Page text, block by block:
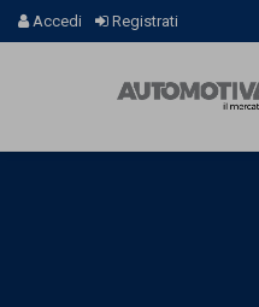
Accedi Registrati